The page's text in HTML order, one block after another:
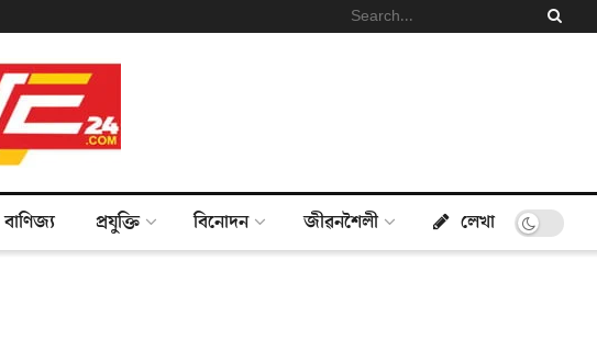
বাণিজ্য প্ৰযুক্তি বিনোদন জীৱনশৈলী লেখা